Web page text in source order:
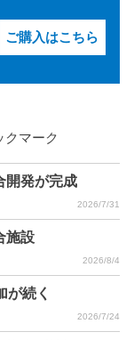
ご購入はこちら
クマーク
開発が完成
2026/7/31
施設
2026/8/4
が続く
2026/7/24